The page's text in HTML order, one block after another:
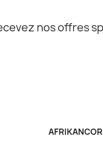
nos offres